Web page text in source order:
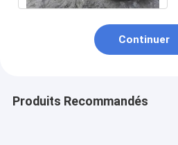
Continuer
Produits Recommandés